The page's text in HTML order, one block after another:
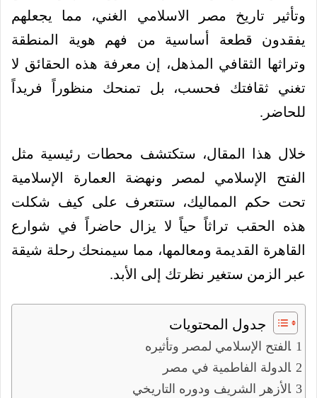
وتأثير تاريخ مصر الاسلامي الغني، مما يجعلهم
يفقدون قطعة أساسية من فهم هوية المنطقة
وتراثها الثقافي المذهل، إن معرفة هذه الحقائق لا
تغني ثقافتك فحسب، بل تمنحك منظوراً فريداً
للحاضر.
خلال هذا المقال، ستكتشف محطات رئيسية مثل
الفتح الإسلامي لمصر ونهضة العمارة الإسلامية
تحت حكم المماليك، ستتعرف على كيف شكلت
هذه الحقب تراثاً حياً لا يزال حاضراً في شوارع
القاهرة القديمة ومعالمها، مما سيمنحك رحلة شيقة
عبر الزمن ستغير نظرتك إلى الأبد.
جدول المحتويات
الفتح الإسلامي لمصر وتأثيره
الدولة الفاطمية في مصر
الأزهر الشريف ودوره التاريخي